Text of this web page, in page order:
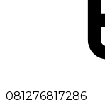
081276817286